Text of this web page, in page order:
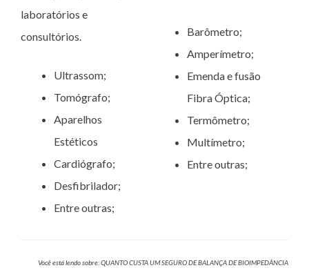
laboratórios e
consultórios.
Ultrassom;
Tomógrafo;
Aparelhos
Estéticos
Cardiógrafo;
Desfibrilador;
Entre outras;
Barômetro;
Amperímetro;
Emenda e fusão
Fibra Óptica;
Termômetro;
Multímetro;
Entre outras;
Você está lendo sobre: QUANTO CUSTA UM SEGURO DE BALANÇA DE BIOIMPEDÂNCIA